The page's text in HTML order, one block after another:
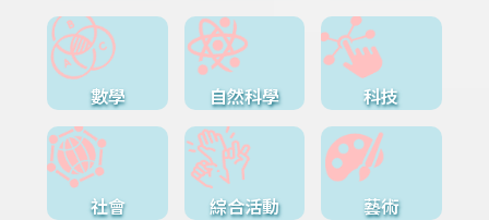
數學 自然科學 科技
社會 綜合活動 藝術